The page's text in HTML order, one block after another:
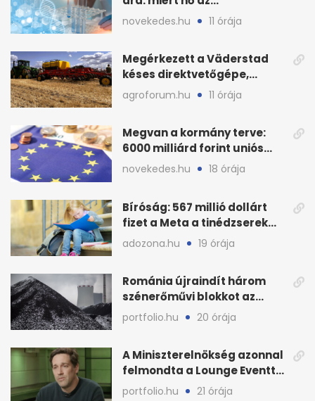
egészségügy súlya?
novekedes.hu 11 órája
Megérkezett a Väderstad
késes direktvetőgépe,
bemutatón is látható
agroforum.hu 11 órája
Megvan a kormány terve:
6000 milliárd forint uniós
pénz sorsa
novekedes.hu 18 órája
Bíróság: 567 millió dollárt
fizet a Meta a tinédzserek
védelmére
adozona.hu 19 órája
Románia újraindít három
szénerőművi blokkot az
áramellátás stabilizálására
portfolio.hu 20 órája
A Miniszterelnökség azonnal
felmondta a Lounge Eventtel
kötött szerződést
portfolio.hu 21 órája